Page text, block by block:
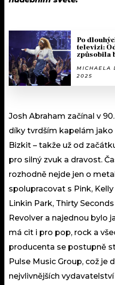
Po
televizi:
způsobila
MICHAELA
2025
Josh Abraham začínal v
díky tvrdším kapelám jako
Bizkit – takže už od
pro silný zvuk a dravost.
rozhodně nejde jen o
spolupracovat s Pink,
Linkin Park, Thirty
Revolver a najednou bylo
má cit i pro pop, rock a
producenta se postupně
Pulse Music Group, což je
nejvlivnějších